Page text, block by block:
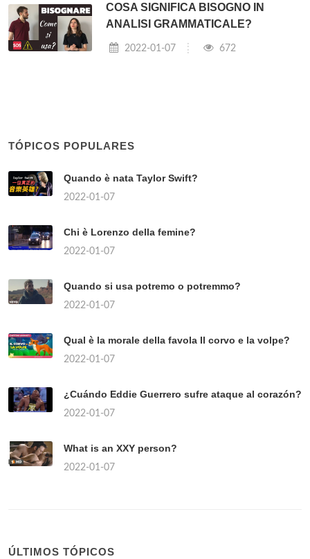
COSA SIGNIFICA BISOGNO IN
ANALISI GRAMMATICALE?
2022-01-07 672
TÓPICOS POPULARES
Quando è nata Taylor Swift?
2022-01-07
Chi è Lorenzo della femine?
2022-01-07
Quando si usa potremo o potremmo?
2022-01-07
Qual è la morale della favola Il corvo e la volpe?
2022-01-07
¿Cuándo Eddie Guerrero sufre ataque al corazón?
2022-01-07
What is an XXY person?
2022-01-07
ÚLTIMOS TÓPICOS